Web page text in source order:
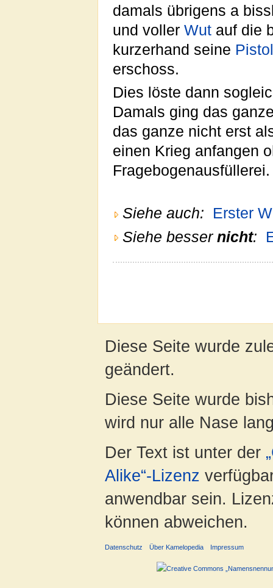
damals übrigens a
und voller Wut auf die
kurzerhand seine
erschoss.
Dies löste dann
Damals ging das
das ganze nicht erst
einen Krieg anfangen
Fragebogenausfüllerei.
Siehe auch:
Erster
Siehe besser nicht:
Diese Seite wurde
geändert.
Diese Seite wurde
wird nur alle Nase
Der Text ist unter der
Alike“-Lizenz
anwendbar sein.
können abweichen.
Datenschutz Über Kamelopedia Impressum